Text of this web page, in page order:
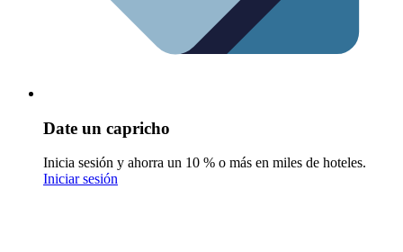
Date un capricho
Inicia sesión y ahorra un 10 % o más en miles de hoteles.
Iniciar sesión